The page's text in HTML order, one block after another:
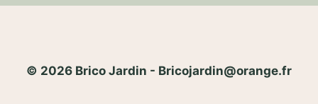
© 2026 Brico Jardin - Bricojardin@orange.fr